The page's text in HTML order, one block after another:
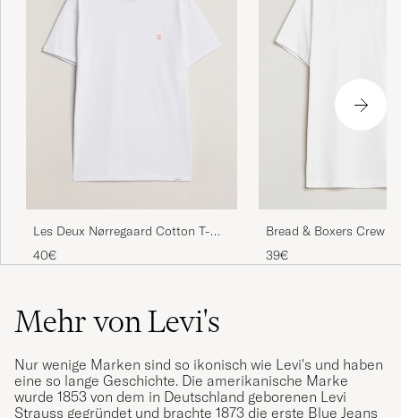
Les Deux Nørregaard Cotton T-
Shirt White
40€
Bread & Boxers Crew
T-Shirt White
39€
Mehr von Levi's
Nur wenige Marken sind so ikonisch wie Levi's und haben
eine so lange Geschichte. Die amerikanische Marke
wurde 1853 von dem in Deutschland geborenen Levi
Strauss gegründet und brachte 1873 die erste Blue Jeans